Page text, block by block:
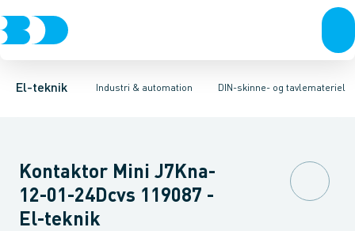
El-teknik Industri & automation
Afbrydere, stikkontakter & lampeudtagForgreningsmateriel
DIN-skinne- og tavlemateriel
Industristiksystemer Frekvensomformere og softstartere
Reaktor for lavspændingKontaktor for ACTidsforsinket
Kontaktor Mini J7Kna-
12-01-24Dcvs 119087 -
El-teknik